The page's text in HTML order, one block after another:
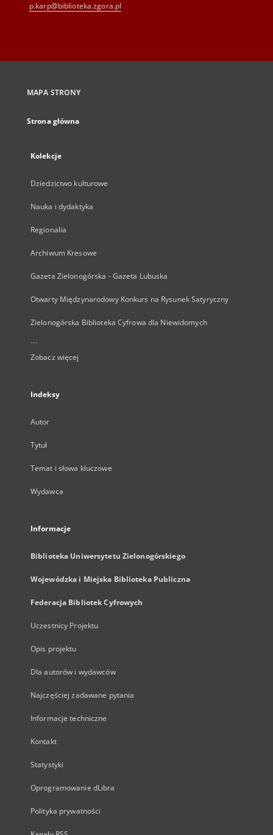
p.karp@biblioteka.zgora.pl
MAPA STRONY
Strona główna
Kolekcje
Dziedzictwo kulturowe
Nauka i dydaktyka
Regionalia
Archiwum Kresowe
Gazeta Zielonogórska - Gazeta Lubuska
Otwarty Międzynarodowy Konkurs na Rysunek Satyryczny
Zielonogórska Biblioteka Cyfrowa dla Niewidomych
...
Zobacz więcej
Indeksy
Autor
Tytuł
Temat i słowa kluczowe
Wydawca
Informacje
Biblioteka Uniwersytetu Zielonogórskiego
Wojewódzka i Miejska Biblioteka Publiczna
Federacja Bibliotek Cyfrowych
Uczestnicy Projektu
Opis projektu
Dla autorów i wydawców
Najczęściej zadawane pytania
Informacje techniczne
Kontakt
Statystyki
Oprogramowanie dLibra
Polityka prywatności